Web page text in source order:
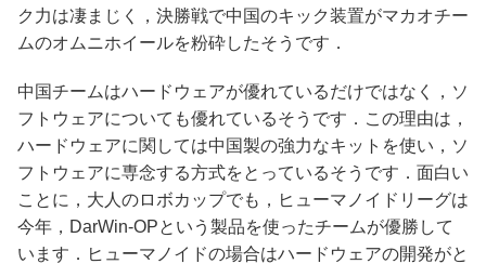
ク力は凄まじく，決勝戦で中国のキック装置がマカオチー
ムのオムニホイールを粉砕したそうです．
中国チームはハードウェアが優れているだけではなく，ソ
フトウェアについても優れているそうです．この理由は，
ハードウェアに関しては中国製の強力なキットを使い，ソ
フトウェアに専念する方式をとっているそうです．面白い
ことに，大人のロボカップでも，ヒューマノイドリーグは
今年，DarWin-OPという製品を使ったチームが優勝して
います．ヒューマノイドの場合はハードウェアの開発がと